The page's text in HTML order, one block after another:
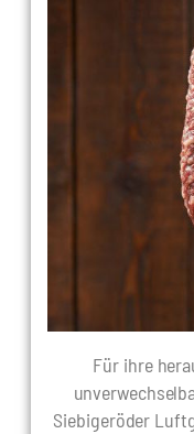
Für ihre
Siebigeröder